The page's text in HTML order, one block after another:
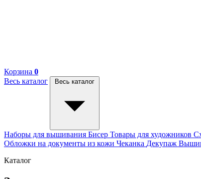
Корзина 0
Весь каталог
Весь каталог
Наборы для вышивания Бисер Товары для художников
Обложки на документы из кожи Чеканка Декупаж
Каталог